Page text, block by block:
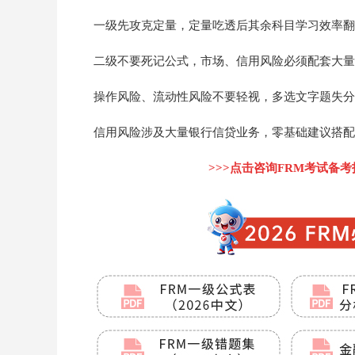
一级先攻克定量，定量吃透后其余科目学习效率
二级不要死记公式，市场、信用风险必须配套大
操作风险、流动性风险不要轻视，多选文字题失
信用风险涉及大量银行信贷业务，零基础建议搭
>>>点击咨询FRM考试备